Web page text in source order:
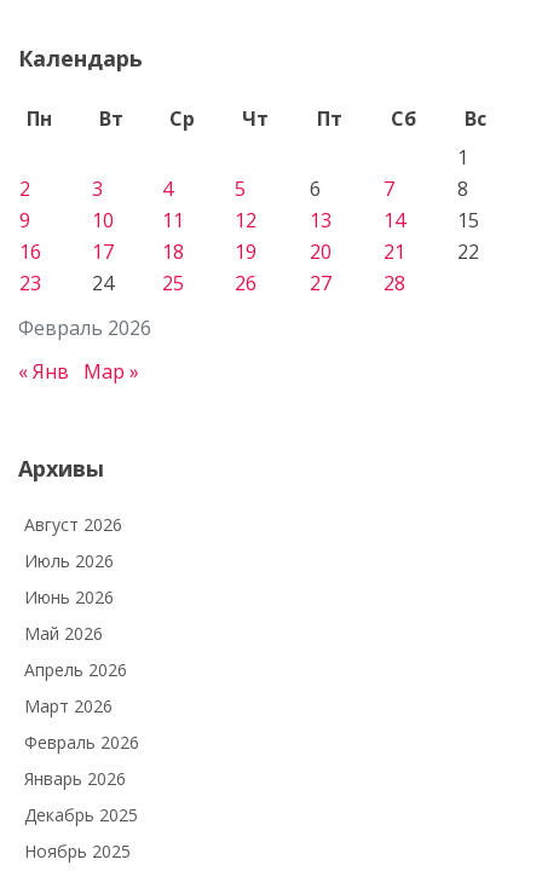
Календарь
Февраль 2026
Пн Вт Ср Чт Пт Сб
Вс
1
2
3 4 5 6 7
8
9
10 11 12 13 14
15
16
17 18 19 20 21
22
23
24 25 26 27 28
« Янв Мар »
Архивы
Август 2026
Июль 2026
Июнь 2026
Май 2026
Апрель 2026
Март 2026
Февраль 2026
Январь 2026
Декабрь 2025
Ноябрь 2025